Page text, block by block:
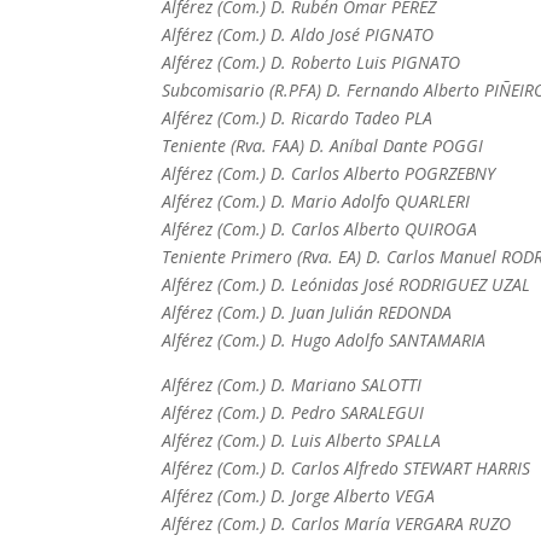
Alférez (Com.) D. Rubén Omar PEREZ
Alférez (Com.) D. Aldo José PIGNATO
Alférez (Com.) D. Roberto Luis PIGNATO
Subcomisario (R.PFA) D. Fernando Alberto
Alférez (Com.) D. Ricardo Tadeo PLA
Teniente (Rva. FAA) D. Aníbal Dante POGGI
Alférez (Com.) D. Carlos Alberto POGRZEBNY
Alférez (Com.) D. Mario Adolfo QUARLERI
Alférez (Com.) D. Carlos Alberto QUIROGA
Teniente Primero (Rva. EA) D. Carlos Manuel
Alférez (Com.) D. Leónidas José RODRIGUEZ UZAL
Alférez (Com.) D. Juan Julián REDONDA
Alférez (Com.) D. Hugo Adolfo SANTAMARIA
Alférez (Com.) D. Mariano SALOTTI
Alférez (Com.) D. Pedro SARALEGUI
Alférez (Com.) D. Luis Alberto SPALLA
Alférez (Com.) D. Carlos Alfredo STEWART HARRIS
Alférez (Com.) D. Jorge Alberto VEGA
Alférez (Com.) D. Carlos María VERGARA RUZO